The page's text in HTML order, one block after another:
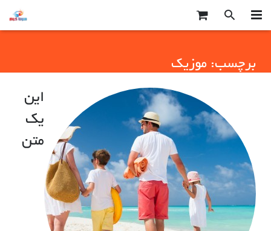
محصولات سرما گرم
تماس با ما
برچسب: موزیک
این
یک
متن